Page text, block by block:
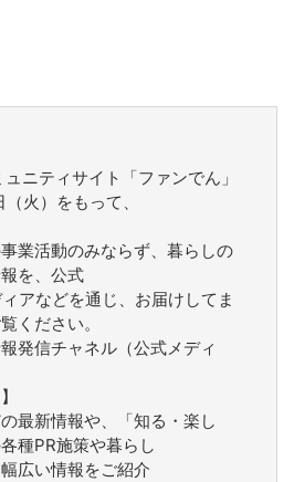
ニティサイト「ファンでん」
火）をもって、
業活動のみならず、暮らしの
を、公式
アなどを通じ、お届けしてま
ください。
発信チャネル（公式メディ
最新情報や、「知る・楽し
種PR施策や暮らし
広い情報をご紹介